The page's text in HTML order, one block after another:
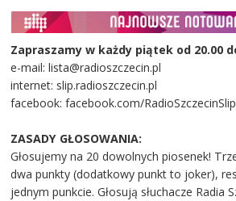
Zapraszamy w każdy piątek od 20.00
e-mail: lista@radioszczecin.pl
internet: slip.radioszczecin.pl
facebook: facebook.com/RadioSzczecinSlip
ZASADY GŁOSOWANIA:
Głosujemy na 20 dowolnych piosenek!
dwa punkty (dodatkowy punkt to joker),
jednym punkcie. Głosują słuchacze Radia